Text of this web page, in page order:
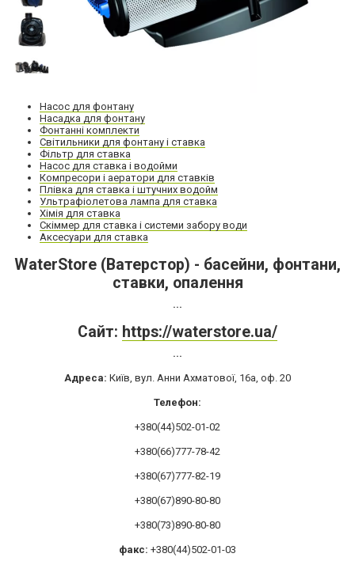
Насос для фонтану
Насадка для фонтану
Фонтанні комплекти
Світильники для фонтану і ставка
Фільтр для ставка
Насос для ставка і водойми
Компресори і аератори для ставків
Плівка для ставка і штучних водойм
Ультрафіолетова лампа для ставка
Хімія для ставка
Скіммер для ставка і системи забору води
Аксесуари для ставка
WaterStore (Ватерстор) - басейни, фонтани,
ставки, опалення
...
Сайт: https://waterstore.ua/
...
Адреса: Київ, вул. Анни Ахматової, 16а, оф. 20
Телефон:
+380(44)502-01-02
+380(66)777-78-42
+380(67)777-82-19
+380(67)890-80-80
+380(73)890-80-80
факс: +380(44)502-01-03